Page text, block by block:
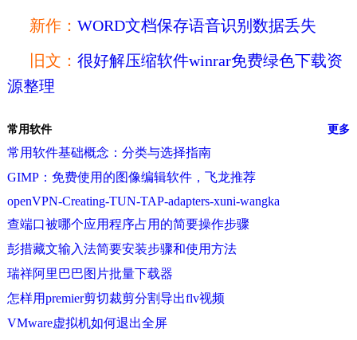
新作： WORD文档保存语音识别数据丢失
旧文： 很好解压缩软件winrar免费绿色下载资
源整理
常用软件 更多
常用软件基础概念：分类与选择指南
GIMP：免费使用的图像编辑软件，飞龙推荐
openVPN-Creating-TUN-TAP-adapters-xuni-wangka
查端口被哪个应用程序占用的简要操作步骤
彭措藏文输入法简要安装步骤和使用方法
瑞祥阿里巴巴图片批量下载器
怎样用premier剪切裁剪分割导出flv视频
VMware虚拟机如何退出全屏